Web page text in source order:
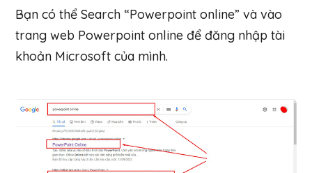
Bạn có thể Search “Powerpoint online” và vào
trang web Powerpoint online để đăng nhập tài
khoản Microsoft của mình.